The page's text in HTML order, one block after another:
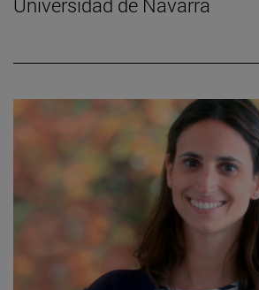
Universidad de Navarra